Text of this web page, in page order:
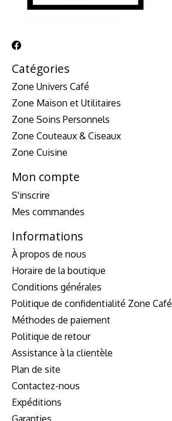
Catégories
Zone Univers Café
Zone Maison et Utilitaires
Zone Soins Personnels
Zone Couteaux & Ciseaux
Zone Cuisine
Mon compte
S'inscrire
Mes commandes
Informations
À propos de nous
Horaire de la boutique
Conditions générales
Politique de confidentialité Zone Café
Méthodes de paiement
Politique de retour
Assistance à la clientèle
Plan de site
Contactez-nous
Expéditions